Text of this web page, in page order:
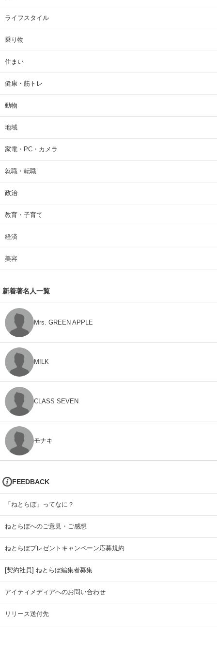
ライフスタイル
乗り物
住まい
健康・筋トレ
動物
地域
家電・PC・カメラ
就職・転職
政治
教育・子育て
経済
美容
新着著名人一覧
Mrs. GREEN APPLE
M!LK
CLASS SEVEN
モナキ
FEEDBACK
「ねとらぼ」ってなに？
ねとらぼへのご意見・ご感想
ねとらぼプレゼントキャンペーン応募規約
[契約社員] ねとらぼ編集者募集
アイティメディアへのお問い合わせ
リリース送付先